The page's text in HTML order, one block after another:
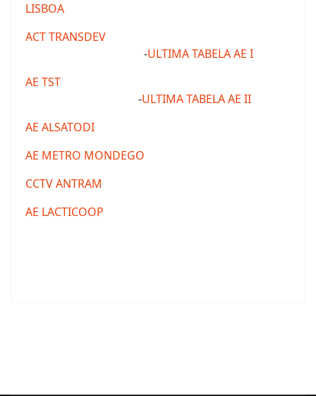
LISBOA
ACT TRANSDEV
-ULTIMA TABELA AE I
AE TST
-ULTIMA TABELA AE II
AE ALSATODI
AE METRO MONDEGO
CCTV ANTRAM
AE LACTICOOP